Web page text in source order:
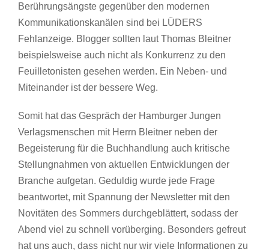
Berührungsängste gegenüber den modernen
Kommunikationskanälen sind bei LÜDERS
Fehlanzeige. Blogger sollten laut Thomas Bleitner
beispielsweise auch nicht als Konkurrenz zu den
Feuilletonisten gesehen werden. Ein Neben- und
Miteinander ist der bessere Weg.
Somit hat das Gespräch der Hamburger Jungen
Verlagsmenschen mit Herrn Bleitner neben der
Begeisterung für die Buchhandlung auch kritische
Stellungnahmen von aktuellen Entwicklungen der
Branche aufgetan. Geduldig wurde jede Frage
beantwortet, mit Spannung der Newsletter mit den
Novitäten des Sommers durchgeblättert, sodass der
Abend viel zu schnell vorüberging. Besonders gefreut
hat uns auch, dass nicht nur wir viele Informationen zu